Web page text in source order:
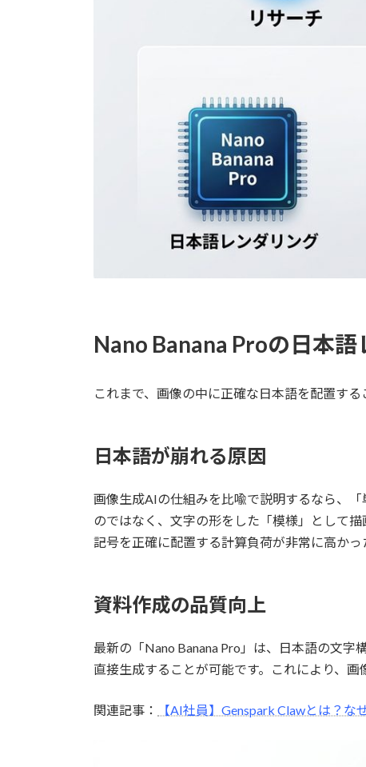
Nano Banana Proの日本
これまで、画像の中に正確な日本語を配置す
日本語が崩れる原因
画像生成AIの仕組みを比喩で説明するなら、
のではなく、文字の形をした「模様」として
記号を正確に配置する計算負荷が非常に高かっ
資料作成の品質向上
最新の「Nano Banana Pro」は、日本語の文
直接生成することが可能です。これにより、
関連記事： 【AI社員】Genspark Clawとは？